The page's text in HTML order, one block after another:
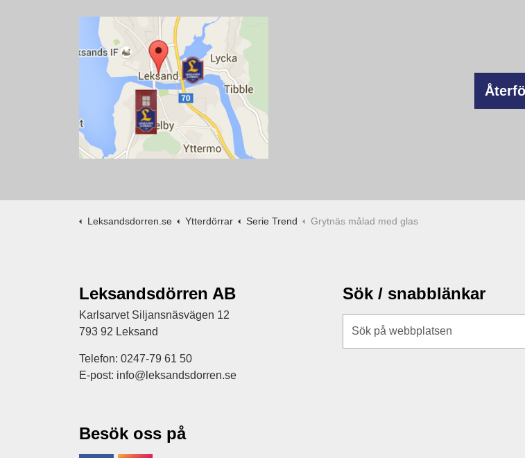
Leksandsdorren.se Ytterdörrar Serie Trend Grytnäs målad med glas
Leksandsdörren AB
Karlsarvet Siljansnäsvägen 12
793 92 Leksand
Telefon: 0247-79 61 50
E-post: info@leksandsdorren.se
Sök / snabblänkar
Besök oss på